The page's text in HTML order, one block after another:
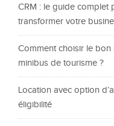
CRM : le guide complet
transformer votre
Comment choisir le
minibus de tourisme ?
Location avec option
éligibilité